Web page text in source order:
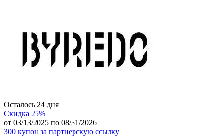
Осталось 24 дня
Скидка 25%
от 03/13/2025 по 08/31/2026
300 купон за партнерскую ссылку